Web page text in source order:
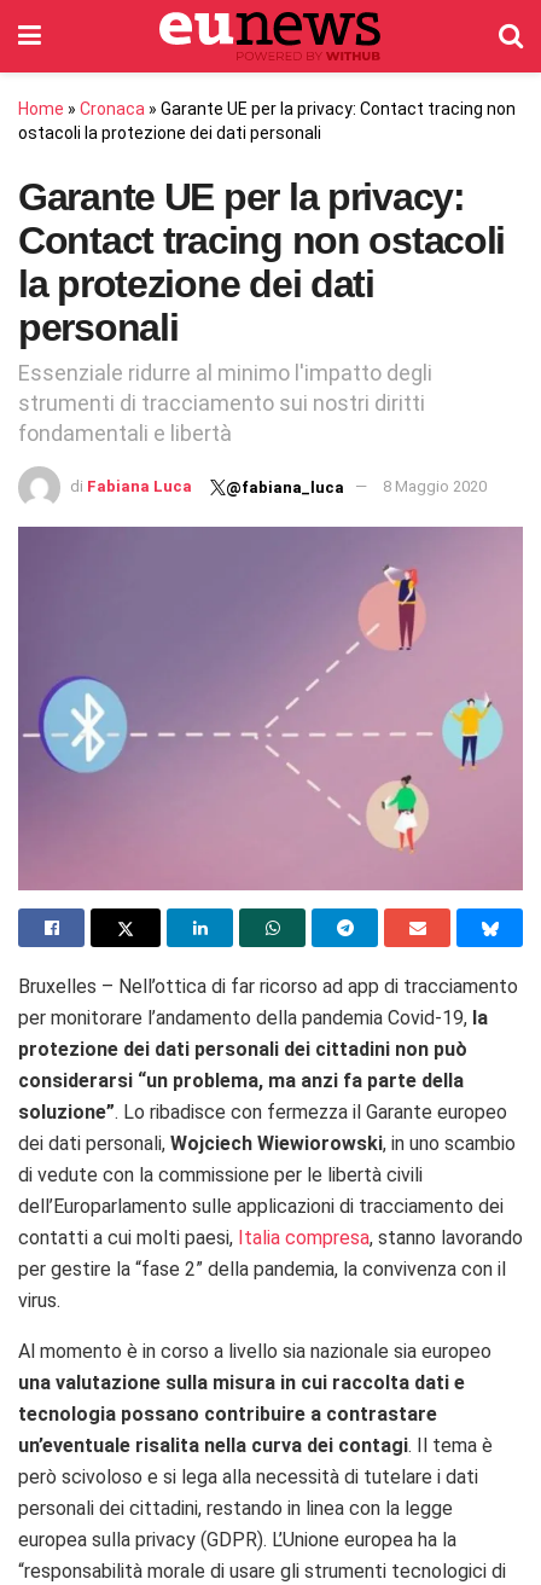
Home » Cronaca » Garante UE per la privacy: Contact tracing non
ostacoli la protezione dei dati personali
Garante UE per la privacy:
Contact tracing non ostacoli
la protezione dei dati
personali
Essenziale ridurre al minimo l'impatto degli
strumenti di tracciamento sui nostri diritti
fondamentali e libertà
di Fabiana Luca @fabiana_luca 8 Maggio 2020
Bruxelles – Nell’ottica di far ricorso ad app di tracciamento
per monitorare l’andamento della pandemia Covid-19, la
protezione dei dati personali dei cittadini non può
considerarsi “un problema, ma anzi fa parte della
soluzione”. Lo ribadisce con fermezza il Garante europeo
dei dati personali, Wojciech Wiewiorowski, in uno scambio
di vedute con la commissione per le libertà civili
dell’Europarlamento sulle applicazioni di tracciamento dei
contatti a cui molti paesi, Italia compresa, stanno lavorando
per gestire la “fase 2” della pandemia, la convivenza con il
virus.
Al momento è in corso a livello sia nazionale sia europeo
una valutazione sulla misura in cui raccolta dati e
tecnologia possano contribuire a contrastare
un’eventuale risalita nella curva dei contagi. Il tema è
però scivoloso e si lega alla necessità di tutelare i dati
personali dei cittadini, restando in linea con la legge
europea sulla privacy (GDPR). L’Unione europea ha la
“responsabilità morale di usare gli strumenti tecnologici di